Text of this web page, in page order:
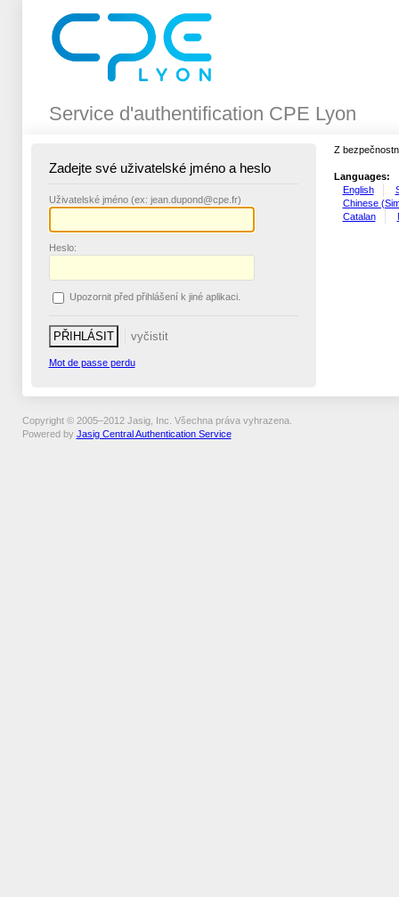
Service d'authentification CPE Lyon
Zadejte své uživatelské jméno a heslo
Uživatelské jméno (ex: jean.dupond@cpe.fr)
Heslo:
Upozornit před přihlášení k jiné aplikaci.
Mot de passe perdu
Z
Languages:
English
Chinese
Catalan
Copyright © 2005–2012 Jasig, Inc. Všechna práva vyhrazena.
Powered by Jasig Central Authentication Service